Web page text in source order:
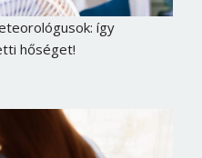
így
hőséget!